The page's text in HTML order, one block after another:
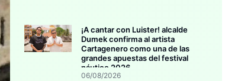
¡A cantar con Luister! alcalde
Dumek confirma al artista
Cartagenero como una de las
grandes apuestas del festival
náutico 2026
06/08/2026